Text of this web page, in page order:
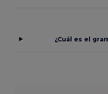
¿Cuál es el